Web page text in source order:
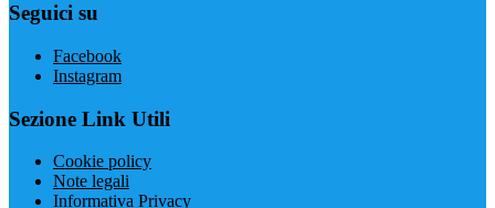
Seguici su
Facebook
Instagram
Sezione Link Utili
Cookie policy
Note legali
Informativa Privacy